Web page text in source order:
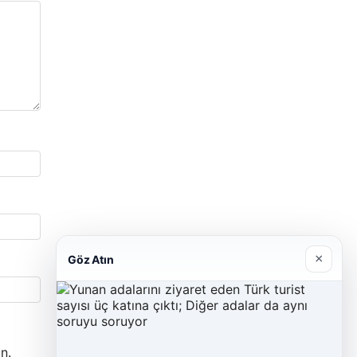
Göz Atın ×